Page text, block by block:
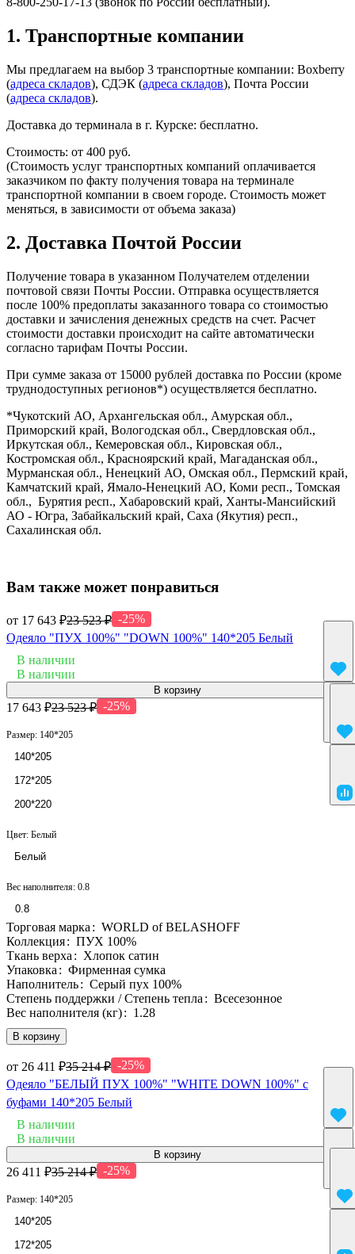
1. Транспортные компании
Мы предлагаем на выбор 3 транспортные компании: Boxberry
(адреса складов), СДЭК (адреса складов), Почта России
(адреса складов).
Доставка до терминала в г. Курске: бесплатно.​
Стоимость: от 400 руб.
(Стоимость услуг транспортных компаний оплачивается
заказчиком по факту получения товара на терминале
транспортной компании в своем городе. Стоимость может
меняться, в зависимости от объема заказа)
2. Доставка Почтой России
Получение товара в указанном Получателем отделении
почтовой связи Почты России. Отправка осуществляется
после 100% предоплаты заказанного товара со стоимостью
доставки и зачисления денежных средств на счет. Расчет
стоимости доставки происходит на сайте автоматически
согласно тарифам Почты России.
При сумме заказа от 15000 рублей доставка по России (кроме
труднодоступных регионов*) осуществляется бесплатно.
*Чукотский АО, Архангельская обл., Амурская обл.,
Приморский край, Вологодская обл., Свердловская обл.,
Иркутская обл., Кемеровская обл., Кировская обл.,
Костромская обл., Красноярский край, Магаданская обл.,
Мурманская обл., Ненецкий АО, Омская обл., Пермский край,
Камчатский край, Ямало-Ненецкий АО, Коми респ., Томская
обл., Бурятия респ., Хабаровский край, Ханты-Мансийский
АО - Югра, Забайкальский край, Саха (Якутия) респ.,
Сахалинская обл.
Вам также может понравиться
от 17 643 ₽23 523 ₽ -25%
Одеяло "ПУХ 100%" "DOWN 100%" 140*205 Белый
В наличии
В корзину
В наличии
В корзину
17 643 ₽23 523 ₽ -25%
Размер: 140*205
140*205
172*205
200*220
Цвет: Белый
Белый
Вес наполнителя: 0.8
0.8
Торговая марка : WORLD of BELASHOFF
Коллекция: ПУХ 100%
Ткань верха : Хлопок сатин
Упаковка : Фирменная сумка
Наполнитель: Серый пух 100%
Степень поддержки / Степень тепла : Всесезонное
Вес наполнителя (кг): 1.28
от 26 411 ₽35 214 ₽ -25%
Одеяло "БЕЛЫЙ ПУХ 100%" "WHITE DOWN 100%" с
буфами 140*205 Белый
В наличии
В наличии
В корзину
26 411 ₽35 214 ₽ -25%
Размер: 140*205
140*205
172*205